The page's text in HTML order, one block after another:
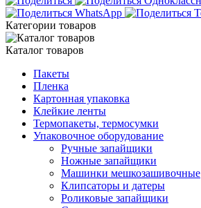
Категории товаров
Каталог товаров
Пакеты
Пленка
Картонная упаковка
Клейкие ленты
Термопакеты, термосумки
Упаковочное оборудование
Ручные запайщики
Ножные запайщики
Машинки мешкозашивочные
Клипсаторы и датеры
Роликовые запайщики